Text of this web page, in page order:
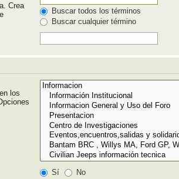
Crea
Buscar todos los términos
Buscar cualquier término
los
Sí
No